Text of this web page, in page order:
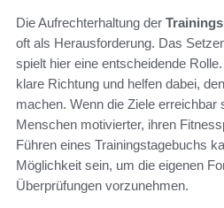
Die Aufrechterhaltung der
oft als Herausforderung. Das
spielt hier eine entscheidende
klare Richtung und helfen dabei,
machen. Wenn die Ziele erreichbar
Menschen motivierter, ihren
Führen eines Trainingstagebuchs
Möglichkeit sein, um die eigenen
Überprüfungen vorzunehmen.